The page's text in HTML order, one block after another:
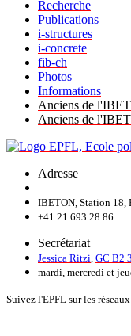
Recherche
Publications
i-structures
i-concrete
fib-ch
Photos
Informations
Anciens de
Anciens de
Adresse
IBETON, Station 18,
+41 21 693 28 86
Secrétariat
Jessica Ritzi GC B2
mardi, mercredi et
Suivez l'EPFL sur les